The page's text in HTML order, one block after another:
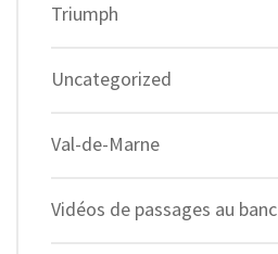
Triumph
Uncategorized
Val-de-Marne
Vidéos de passages au banc